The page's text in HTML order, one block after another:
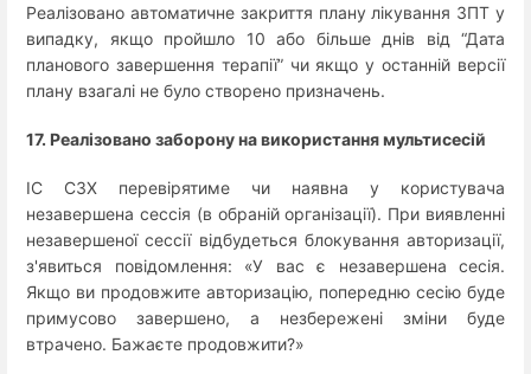
Реалізовано автоматичне закриття плану лікування ЗПТ у
випадку, якщо пройшло 10 або більше днів від “Дата
планового завершення терапії” чи якщо у останній версії
плану взагалі не було створено призначень.
17. Реалізовано заборону на використання мультисесій
ІС СЗХ перевірятиме чи наявна у користувача
незавершена сессія (в обраній організації). При виявленні
незавершеної сессії відбудеться блокування авторизації,
з'явиться повідомлення: «У вас є незавершена сесія.
Якщо ви продовжите авторизацію, попередню сесію буде
примусово завершено, а незбережені зміни буде
втрачено. Бажаєте продовжити?»